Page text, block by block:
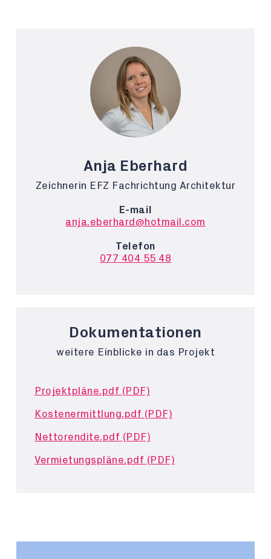
Anja Eberhard
Zeichnerin EFZ Fachrichtung Architektur
E-mail
anja.eberhard@hotmail.com
Telefon
077 404 55 48
Dokumentationen
weitere Einblicke in das Projekt
Projektpläne.pdf (PDF)
Kostenermittlung.pdf (PDF)
Nettorendite.pdf (PDF)
Vermietungspläne.pdf (PDF)